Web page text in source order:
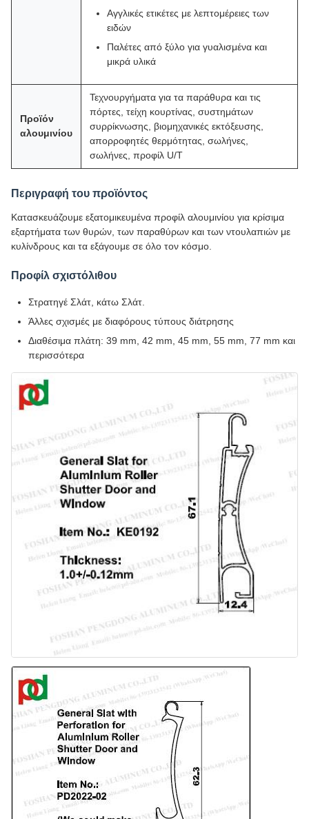
Αγγλικές ετικέτες με λεπτομέρειες των
ειδών
Παλέτες από ξύλο για γυαλισμένα και
μικρά υλικά
Προϊόν
αλουμινίου
Τεχνουργήματα για τα παράθυρα και τις
πόρτες, τείχη κουρτίνας, συστημάτων
συρρίκνωσης, βιομηχανικές εκτόξευσης,
απορροφητές θερμότητας, σωλήνες,
σωλήνες, προφίλ U/T
Περιγραφή του προϊόντος
Κατασκευάζουμε εξατομικευμένα προφίλ αλουμινίου για κρίσιμα
εξαρτήματα των θυρών, των παραθύρων και των ντουλαπιών με
κυλίνδρους και τα εξάγουμε σε όλο τον κόσμο.
Προφίλ σχιστόλιθου
Στρατηγέ Σλάτ, κάτω Σλάτ.
Άλλες σχισμές με διαφόρους τύπους διάτρησης
Διαθέσιμα πλάτη: 39 mm, 42 mm, 45 mm, 55 mm, 77 mm και
περισσότερα